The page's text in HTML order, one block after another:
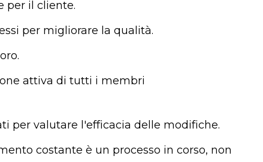
per il cliente.
per migliorare la qualità.
attiva di tutti i membri
per valutare l'efficacia delle modifiche.
costante è un processo in corso, non